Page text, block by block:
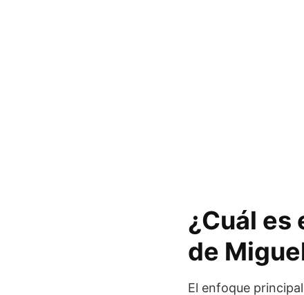
¿Cuál es
de
El enfoque